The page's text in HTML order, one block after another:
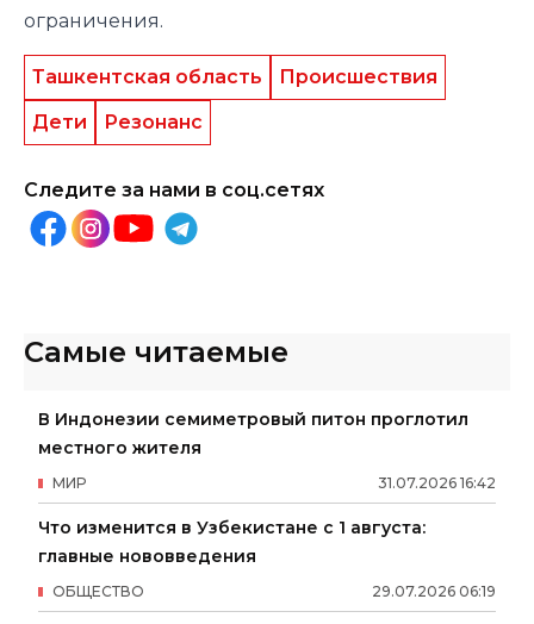
ограничения.
Ташкентская область
Происшествия
Дети
Резонанс
Следите за нами в соц.сетях
Самые читаемые
В Индонезии семиметровый питон проглотил
местного жителя
31.07.2026 16:42
МИР
Что изменится в Узбекистане с 1 августа:
главные нововведения
29.07.2026 06:19
ОБЩЕСТВО